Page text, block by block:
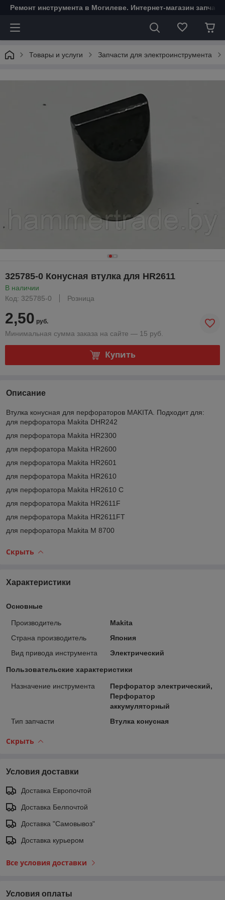
Ремонт инструмента в Могилеве. Интернет-магазин
Товары и услуги Запчасти для электроинструмента
325785-0 Конусная втулка для HR2611
В наличии
Код: 325785-0
Розница
2,50 руб.
Минимальная сумма заказа на сайте — 15 руб.
Купить
Описание
Втулка конусная для перфораторов MAKITA. Подходит для:
для перфоратора Makita DHR242
для перфоратора Makita HR2300
для перфоратора Makita HR2600
для перфоратора Makita HR2601
для перфоратора Makita HR2610
для перфоратора Makita HR2610 C
для перфоратора Makita HR2611F
для перфоратора Makita HR2611FT
для перфоратора Makita M 8700
Скрыть
Характеристики
Основные
Производитель
Makita
Страна производитель
Япония
Вид привода инструмента
Электрический
Пользовательские характеристики
Назначение инструмента
Перфоратор электрический,
Перфоратор
аккумуляторный
Тип запчасти
Втулка конусная
Скрыть
Условия доставки
Доставка Европочтой
Доставка Белпочтой
Доставка "Самовывоз"
Доставка курьером
Все условия доставки
Условия оплаты